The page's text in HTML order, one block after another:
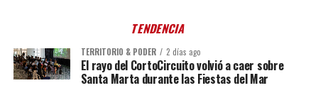
TENDENCIA
TERRITORIO & PODER 2 días ago
El rayo del CortoCircuito volvió a caer sobre
Santa Marta durante las Fiestas del Mar